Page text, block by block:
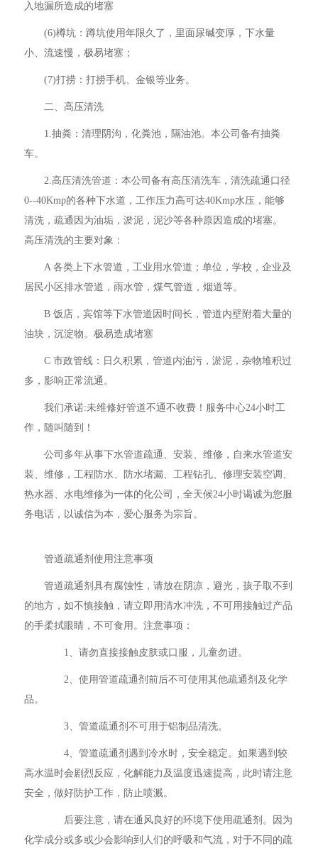
入地漏所造成的堵塞
(6)樽坑：蹲坑使用年限久了，里面尿碱变厚，下水量
小、流速慢，极易堵塞；
(7)打捞：打捞手机、金银等业务。
二、高压清洗
1.抽粪：清理阴沟，化粪池，隔油池。本公司备有抽粪
车。
2.高压清洗管道：本公司备有高压清洗车，清洗疏通口径
0--40Kmp的各种下水道，工作压力高可达40Kmp水压，能够
清洗，疏通因为油垢，淤泥，泥沙等各种原因造成的堵塞。
高压清洗的主要对象：
A 各类上下水管道，工业用水管道；单位，学校，企业及
居民小区排水管道，雨水管，煤气管道，烟道等。
B 饭店，宾馆等下水管道因时间长，管道内壁附着大量的
油块，沉淀物。极易造成堵塞
C 市政管线：日久积累，管道内油污，淤泥，杂物堆积过
多，影响正常流通。
我们承诺:未维修好管道不通不收费！服务中心24小时工
作，随叫随到！
公司多年从事下水管道疏通、安装、维修，自来水管道安
装、维修，工程防水、防水堵漏、工程钻孔、修理安装空调、
热水器、水电维修为一体的化公司，全天候24小时谒诚为您服
务电话，以诚信为本，爱心服务为宗旨。
管道疏通剂使用注意事项
管道疏通剂具有腐蚀性，请放在阴凉，避光，孩子取不到
的地方，如不慎接触，请立即用清水冲洗，不可用接触过产品
的手柔拭眼睛，不可食用。注意事项：
1、请勿直接接触皮肤或口服，儿童勿进。
2、使用管道疏通剂前后不可使用其他疏通剂及化学
品。
3、管道疏通剂不可用于铝制品清洗。
4、管道疏通剂遇到冷水时，安全稳定。如果遇到较
高水温时会剧烈反应，化解能力及温度迅速提高，此时请注意
安全，做好防护工作，防止喷溅。
后要注意，请在通风良好的环境下使用疏通剂。因为
化学成分或多或少会影响到人们的呼吸和气流，对于不同的疏